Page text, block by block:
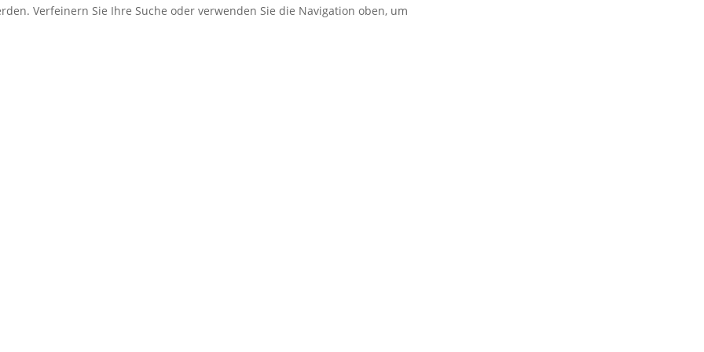
Verfeinern Sie Ihre Suche oder verwenden Sie die Navigation oben, um